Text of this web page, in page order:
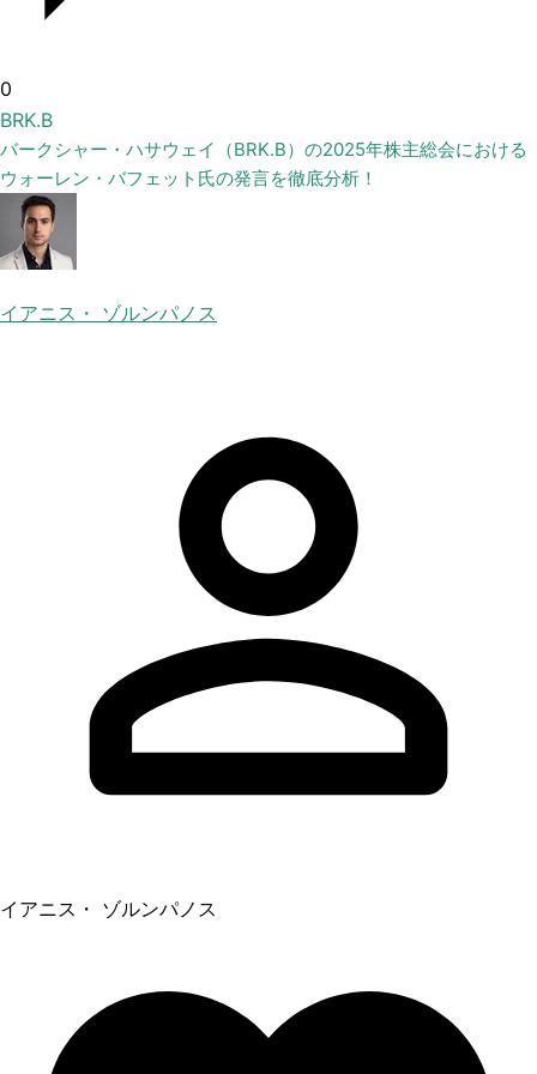
0
BRK.B
バークシャー・ハサウェイ（BRK.B）の2025年株主総会における
ウォーレン・バフェット氏の発言を徹底分析！
イアニス・ ゾルンパノス
イアニス・ ゾルンパノス